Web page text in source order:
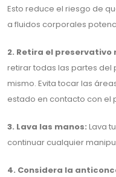
Esto reduce el riesgo de
a fluidos corporales
2. Retira el preservativo
retirar todas las partes del
mismo. Evita tocar las
estado en contacto con el
3. Lava las manos: Lava
continuar cualquier
4. Considera la